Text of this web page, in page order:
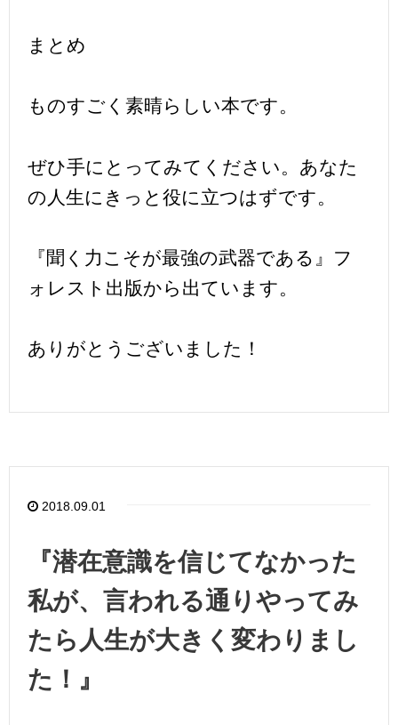
まとめ
ものすごく素晴らしい本です。
ぜひ手にとってみてください。あなた
の人生にきっと役に立つはずです。
『聞く力こそが最強の武器である』フ
ォレスト出版から出ています。
ありがとうございました！
2018.09.01
『潜在意識を信じてなかった
私が、言われる通りやってみ
たら人生が大きく変わりまし
た！』